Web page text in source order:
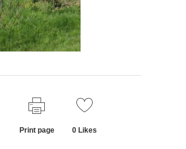
Print page 0Likes